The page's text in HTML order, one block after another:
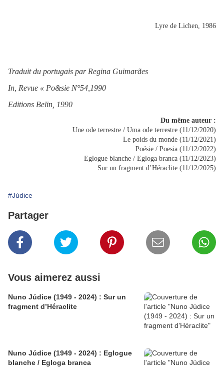
Lyre de Lichen, 1986
Traduit du portugais par Regina Guimarães
In, Revue « Po&sie N°54,1990
Editions Belin, 1990
Du même auteur :
Une ode terrestre / Uma ode terrestre (11/12/2020)
Le poids du monde (11/12/2021)
Poésie / Poesia (11/12/2022)
Eglogue blanche / Egloga branca (11/12/2023)
Sur un fragment d’Héraclite (11/12/2025)
#Júdice
Partager
Vous aimerez aussi
Nuno Júdice (1949 - 2024) : Sur un
fragment d’Héraclite
Nuno Júdice (1949 - 2024) : Eglogue
blanche / Egloga branca